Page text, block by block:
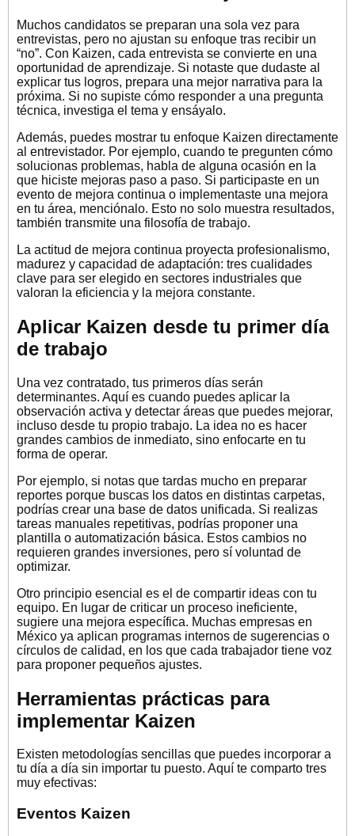
Muchos candidatos se preparan una sola vez para
entrevistas, pero no ajustan su enfoque tras recibir un
“no”. Con Kaizen, cada entrevista se convierte en una
oportunidad de aprendizaje. Si notaste que dudaste al
explicar tus logros, prepara una mejor narrativa para la
próxima. Si no supiste cómo responder a una pregunta
técnica, investiga el tema y ensáyalo.
Además, puedes mostrar tu enfoque Kaizen directamente
al entrevistador. Por ejemplo, cuando te pregunten cómo
solucionas problemas, habla de alguna ocasión en la
que hiciste mejoras paso a paso. Si participaste en un
evento de mejora continua o implementaste una mejora
en tu área, menciónalo. Esto no solo muestra resultados,
también transmite una filosofía de trabajo.
La actitud de mejora continua proyecta profesionalismo,
madurez y capacidad de adaptación: tres cualidades
clave para ser elegido en sectores industriales que
valoran la eficiencia y la mejora constante.
Aplicar Kaizen desde tu primer día
de trabajo
Una vez contratado, tus primeros días serán
determinantes. Aquí es cuando puedes aplicar la
observación activa y detectar áreas que puedes mejorar,
incluso desde tu propio trabajo. La idea no es hacer
grandes cambios de inmediato, sino enfocarte en tu
forma de operar.
Por ejemplo, si notas que tardas mucho en preparar
reportes porque buscas los datos en distintas carpetas,
podrías crear una base de datos unificada. Si realizas
tareas manuales repetitivas, podrías proponer una
plantilla o automatización básica. Estos cambios no
requieren grandes inversiones, pero sí voluntad de
optimizar.
Otro principio esencial es el de compartir ideas con tu
equipo. En lugar de criticar un proceso ineficiente,
sugiere una mejora específica. Muchas empresas en
México ya aplican programas internos de sugerencias o
círculos de calidad, en los que cada trabajador tiene voz
para proponer pequeños ajustes.
Herramientas prácticas para
implementar Kaizen
Existen metodologías sencillas que puedes incorporar a
tu día a día sin importar tu puesto. Aquí te comparto tres
muy efectivas:
Eventos Kaizen